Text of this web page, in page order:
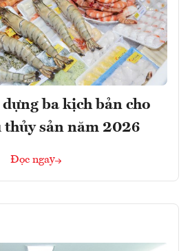
dựng ba kịch bản cho
thủy sản năm 2026
Đọc ngay